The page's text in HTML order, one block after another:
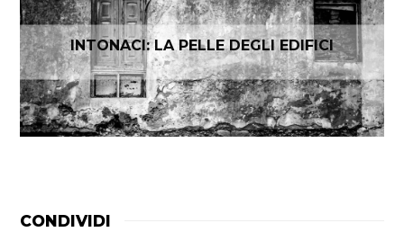
INTONACI: LA PELLE DEGLI EDIFICI
CONDIVIDI